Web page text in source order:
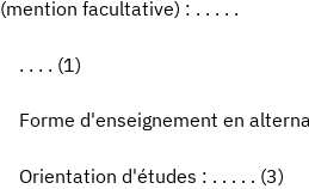
(mention facultative) : . . . . .
. . . . (1)
Forme d'enseignement en
Orientation d'études : . . . . . (3)